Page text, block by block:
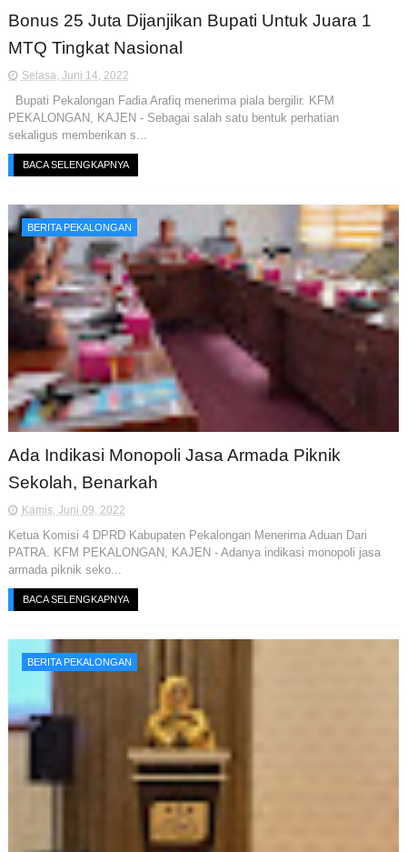
Bonus 25 Juta Dijanjikan Bupati Untuk Juara 1
MTQ Tingkat Nasional
Selasa, Juni 14, 2022
Bupati Pekalongan Fadia Arafiq menerima piala bergilir. KFM
PEKALONGAN, KAJEN - Sebagai salah satu bentuk perhatian
sekaligus memberikan s...
BACA SELENGKAPNYA
BERITA PEKALONGAN
Ada Indikasi Monopoli Jasa Armada Piknik
Sekolah, Benarkah
Kamis, Juni 09, 2022
Ketua Komisi 4 DPRD Kabupaten Pekalongan Menerima Aduan Dari
PATRA. KFM PEKALONGAN, KAJEN - Adanya indikasi monopoli jasa
armada piknik seko...
BACA SELENGKAPNYA
BERITA PEKALONGAN